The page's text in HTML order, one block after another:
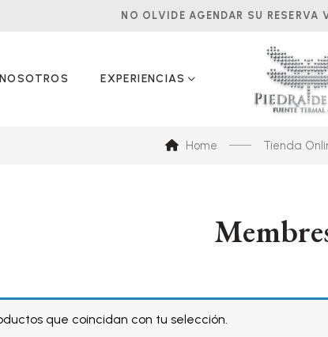
NO OLVIDE AGENDAR SU RESERVA
NOSOTROS EXPERIENCIAS
Home Tienda
que coincidan con tu selección.